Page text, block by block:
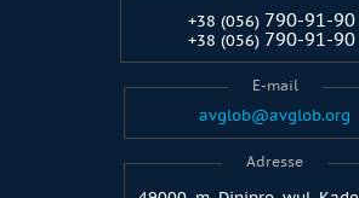
+38 (056) 790-91-90
+38 (056) 790-91-90
E-mail
avglob@avglob.org
Adresse